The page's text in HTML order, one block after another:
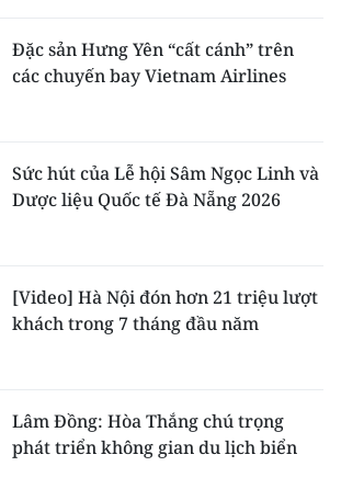
Đặc sản Hưng Yên “cất cánh” trên
các chuyến bay Vietnam Airlines
Sức hút của Lễ hội Sâm Ngọc Linh và
Dược liệu Quốc tế Đà Nẵng 2026
[Video] Hà Nội đón hơn 21 triệu lượt
khách trong 7 tháng đầu năm
Lâm Đồng: Hòa Thắng chú trọng
phát triển không gian du lịch biển